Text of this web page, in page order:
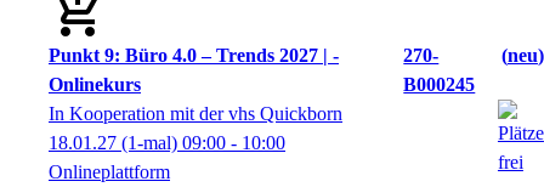
Punkt 9: Büro 4.0 – Trends 2027 | -
Onlinekurs
270-
B000245
neu
In Kooperation mit der vhs Quickborn
18.01.27 (1-mal) 09:00 - 10:00
Onlineplattform